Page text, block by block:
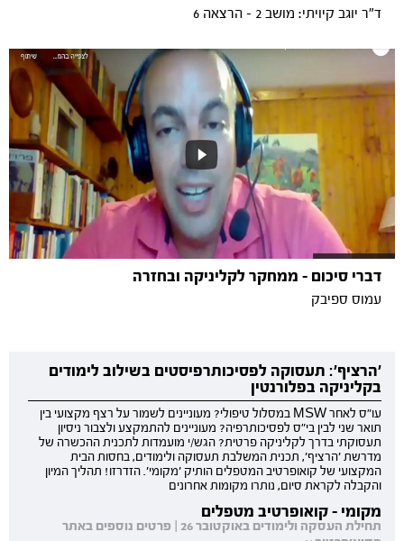
ד"ר יוגב קיויתי: מושב 2 - הרצאה 6
דברי סיכום - ממחקר לקליניקה ובחזרה
עמוס ספיבק
'הרציף': תעסוקה לפסיכותרפיסטים בשילוב לימודים
בקליניקה בפלורנטין
עו"ס לאחר MSW במסלול טיפולי? מעוניינים לשמור על רצף מקצועי בין
תואר שני לבין בי"ס לפסיכותרפיה? מעוניינים להתמקצע ולצבור ניסיון
תעסוקתי בדרך לקליניקה פרטית? הגש/י מועמדות לתכנית ההכשרה של
מדרשת 'הרציף', תכנית המשלבת תעסוקה ולימודים, בחסות הבית
המקצועי של קואופרטיב המטפלים הותיק 'מקומי'. הזדרזו! תהליך המיון
והקבלה לקראת סיום, נותרו מקומות אחרונים
מקומי - קואופרטיב מטפלים
תחילת העסקה ולימודים באוקטובר 26 | פרטים נוספים באתר